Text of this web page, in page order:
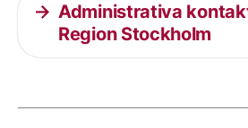
Administrativa
Region Stockholm